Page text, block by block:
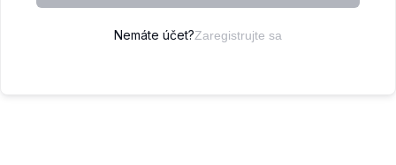
Nemáte účet?Zaregistrujte sa